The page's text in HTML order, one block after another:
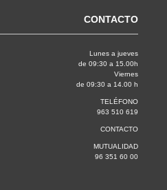
CONTACTO
Lunes a jueves
de 09:30 a 15.00h
Viernes
de 09:30 a 14.00 h
TELÉFONO
963 510 619
CONTACTO
MUTUALIDAD
96 351 60 00